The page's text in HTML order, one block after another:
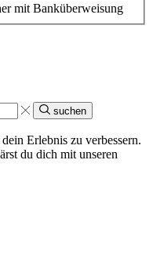
mit Banküberweisung
suchen
Erlebnis zu verbessern.
du dich mit unseren